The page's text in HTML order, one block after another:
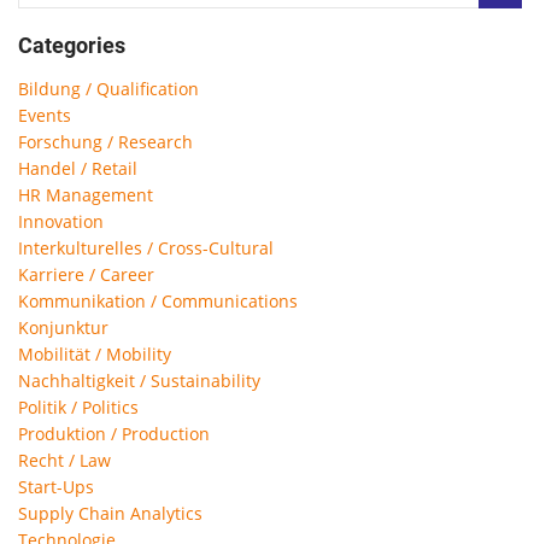
Categories
Bildung / Qualification
Events
Forschung / Research
Handel / Retail
HR Management
Innovation
Interkulturelles / Cross-Cultural
Karriere / Career
Kommunikation / Communications
Konjunktur
Mobilität / Mobility
Nachhaltigkeit / Sustainability
Politik / Politics
Produktion / Production
Recht / Law
Start-Ups
Supply Chain Analytics